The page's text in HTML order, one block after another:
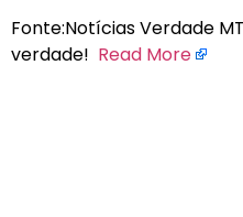
Fonte:Notícias Verdade
verdade! Read More